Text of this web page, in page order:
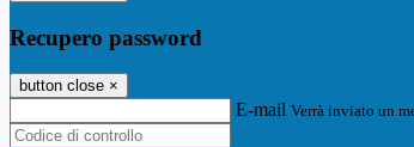
Recupero password
button close ×
E-mail Verrà inviato un